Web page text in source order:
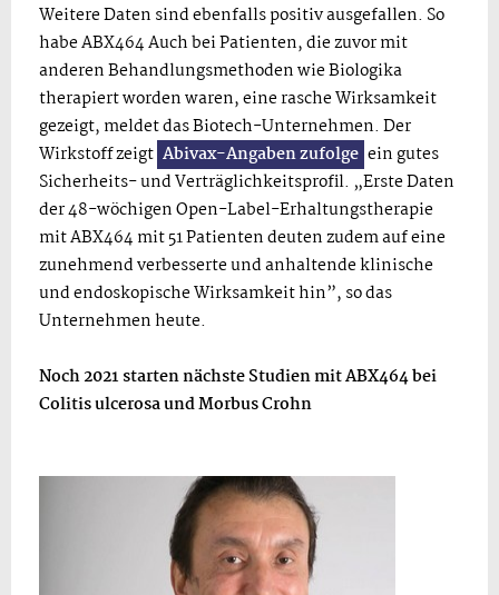
Weitere Daten sind ebenfalls positiv ausgefallen. So
habe ABX464 Auch bei Patienten, die zuvor mit
anderen Behandlungsmethoden wie Biologika
therapiert worden waren, eine rasche Wirksamkeit
gezeigt, meldet das Biotech-Unternehmen. Der
Wirkstoff zeigt Abivax-Angaben zufolge ein gutes
Sicherheits- und Verträglichkeitsprofil. „Erste Daten
der 48-wöchigen Open-Label-Erhaltungstherapie
mit ABX464 mit 51 Patienten deuten zudem auf eine
zunehmend verbesserte und anhaltende klinische
und endoskopische Wirksamkeit hin”, so das
Unternehmen heute.
Noch 2021 starten nächste Studien mit ABX464 bei
Colitis ulcerosa und Morbus Crohn